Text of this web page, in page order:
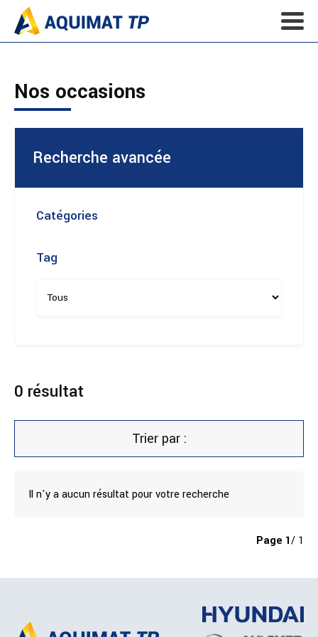
Nos occasions
Recherche avancée
Catégories
Tag
0 résultat
Trier par :
Il n'y a aucun résultat pour votre recherche
Page 1/ 1